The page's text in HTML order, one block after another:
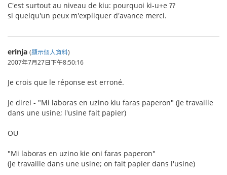
C'est surtout au niveau de kiu: pourquoi ki-u+e ??
si quelqu'un peux m'expliquer d'avance merci.
erinja (顯示個人資料)
2007年7月27日下午8:50:16
Je crois que le réponse est erroné.
Je direi - "Mi laboras en uzino kiu faras paperon" (Je travaille
dans une usine; l'usine fait papier)
OU
"Mi laboras en uzino kie oni faras paperon"
(Je travaille dans une usine; on fait papier dans l'usine)